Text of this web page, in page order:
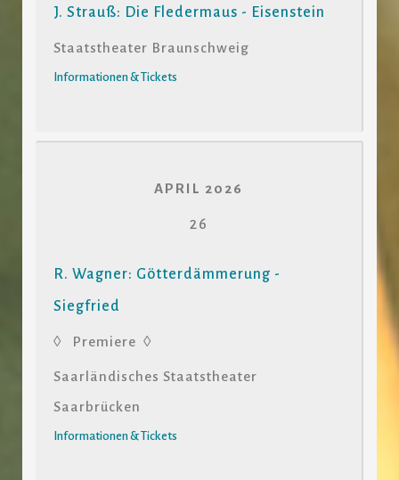
J. Strauß: Die Fledermaus - Eisenstein
Staatstheater Braunschweig
Informationen & Tickets
APRIL 2026
26
R. Wagner: Götterdämmerung -
Siegfried
◊ Premiere ◊
Saarländisches Staatstheater
Saarbrücken
Informationen & Tickets